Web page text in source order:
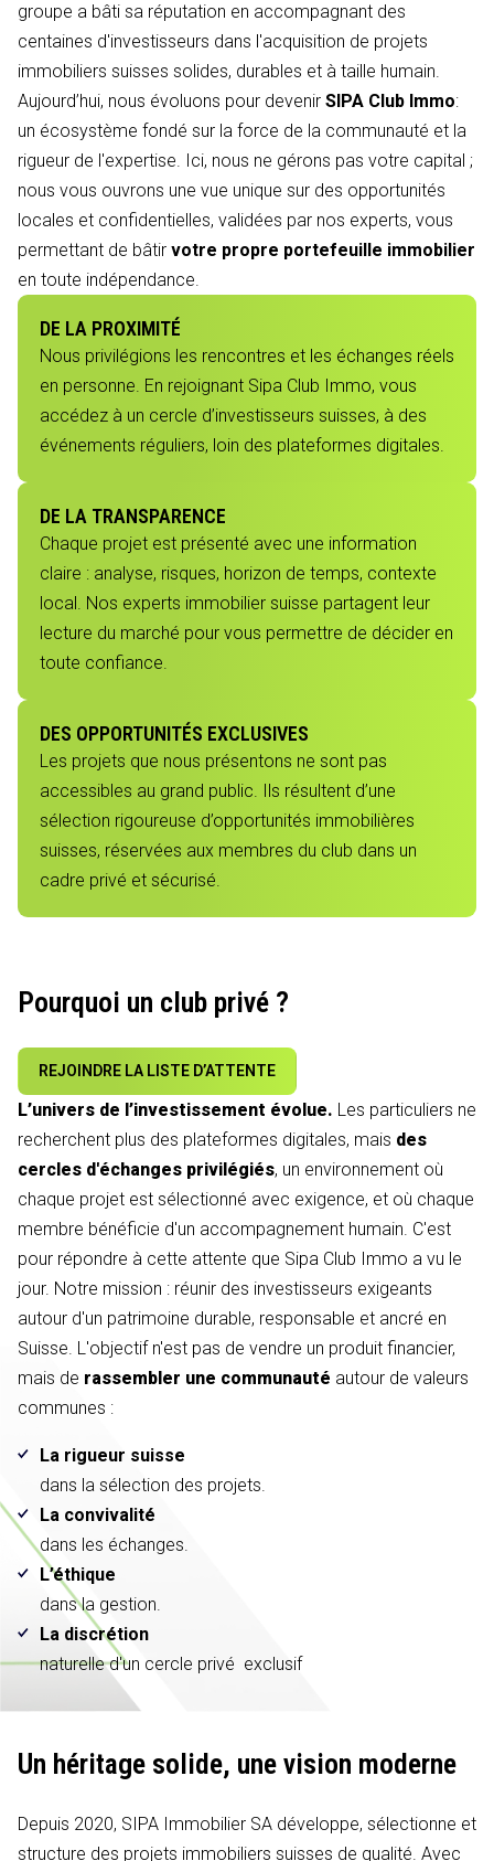
groupe a bâti sa réputation en accompagnant des
centaines d'investisseurs dans l'acquisition de projets
immobiliers suisses solides, durables et à taille humain.
Aujourd’hui, nous évoluons pour devenir SIPA Club Immo:
un écosystème fondé sur la force de la communauté et la
rigueur de l'expertise. Ici, nous ne gérons pas votre capital ;
nous vous ouvrons une vue unique sur des opportunités
locales et confidentielles, validées par nos experts, vous
permettant de bâtir votre propre portefeuille immobilier
en toute indépendance.
DE LA PROXIMITÉ
Nous privilégions les rencontres et les échanges réels
en personne. En rejoignant Sipa Club Immo, vous
accédez à un cercle d’investisseurs suisses, à des
événements réguliers, loin des plateformes digitales.
DE LA TRANSPARENCE
Chaque projet est présenté avec une information
claire : analyse, risques, horizon de temps, contexte
local. Nos experts immobilier suisse partagent leur
lecture du marché pour vous permettre de décider en
toute confiance.
DES OPPORTUNITÉS EXCLUSIVES
Les projets que nous présentons ne sont pas
accessibles au grand public. Ils résultent d’une
sélection rigoureuse d’opportunités immobilières
suisses, réservées aux membres du club dans un
cadre privé et sécurisé.
Pourquoi un club privé ?
REJOINDRE LA LISTE D’ATTENTE
L’univers de l’investissement évolue. Les particuliers ne
recherchent plus des plateformes digitales, mais des
cercles d'échanges privilégiés, un environnement où
chaque projet est sélectionné avec exigence, et où chaque
membre bénéficie d'un accompagnement humain. C'est
pour répondre à cette attente que Sipa Club Immo a vu le
jour. Notre mission : réunir des investisseurs exigeants
autour d'un patrimoine durable, responsable et ancré en
Suisse. L'objectif n'est pas de vendre un produit financier,
mais de rassembler une communauté autour de valeurs
communes :
La rigueur suisse
dans la sélection des projets.
La convivalité
dans les échanges.
L’éthique
dans la gestion.
La discrétion
naturelle d'un cercle privé exclusif
Un héritage solide, une vision moderne
Depuis 2020, SIPA Immobilier SA développe, sélectionne et
structure des projets immobiliers suisses de qualité. Avec